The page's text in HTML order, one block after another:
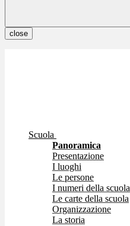
close
Scuola
Panoramica
Presentazione
I luoghi
Le persone
I numeri della scuola
Le carte della scuola
Organizzazione
La storia